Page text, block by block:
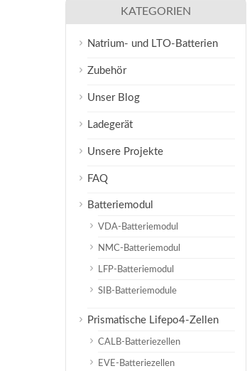
KATEGORIEN
Natrium- und LTO-Batterien
Zubehör
Unser Blog
Ladegerät
Unsere Projekte
FAQ
Batteriemodul
VDA-Batteriemodul
NMC-Batteriemodul
LFP-Batteriemodul
SIB-Batteriemodule
Prismatische Lifepo4-Zellen
CALB-Batteriezellen
EVE-Batteriezellen